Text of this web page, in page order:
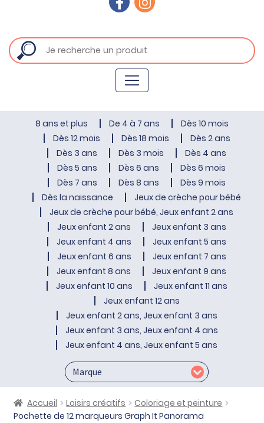
8 ans et plus De 4 à 7 ans
Dès 10 mois
Dès 12 mois
Dès 18 mois
Dès 2 ans
Dès 3 ans
Dès 3 mois
Dès 4 ans
Dès 5 ans
Dès 6 ans
Dès 6 mois
Dès 7 ans
Dès 8 ans
Dès 9 mois
Dès la naissance
Jeux de crèche pour bébé
Jeux de crèche pour bébé, Jeux enfant 2 ans
Jeux enfant 2 ans
Jeux enfant 3 ans
Jeux enfant 4 ans
Jeux enfant 5 ans
Jeux enfant 6 ans
Jeux enfant 7 ans
Jeux enfant 8 ans
Jeux enfant 9 ans
Jeux enfant 10 ans
Jeux enfant 11 ans
Jeux enfant 12 ans
Jeux enfant 2 ans, Jeux enfant 3 ans
Jeux enfant 3 ans, Jeux enfant 4 ans
Jeux enfant 4 ans, Jeux enfant 5 ans
Accueil Loisirs créatifs
Coloriage et peinture
Pochette de 12 marqueurs Graph It Panorama